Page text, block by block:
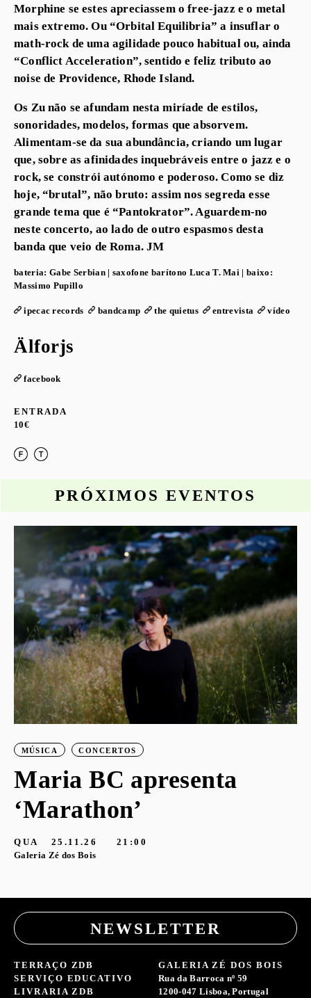
Morphine se estes apreciassem o free-jazz e o metal
mais extremo. Ou “Orbital Equilibria” a insuflar o
math-rock de uma agilidade pouco habitual ou, ainda
“Conflict Acceleration”, sentido e feliz tributo ao
noise de Providence, Rhode Island.
Os Zu não se afundam nesta miríade de estilos,
sonoridades, modelos, formas que absorvem.
Alimentam-se da sua abundância, criando um lugar
que, sobre as afinidades inquebráveis entre o jazz e o
rock, se constrói autónomo e poderoso. Como se diz
hoje, “brutal”, não bruto: assim nos segreda esse
grande tema que é “Pantokrator”. Aguardem-no
neste concerto, ao lado de outro espasmos desta
banda que veio de Roma. JM
bateria: Gabe Serbian | saxofone barítono Luca T. Mai |baixo:
Massimo Pupillo
ipecac records bandcamp the quietus entrevista vídeo
Älforjs
facebook
ENTRADA
10€
PRÓXIMOS EVENTOS
MÚSICA CONCERTOS
Maria BC apresenta
‘Marathon’
QUA 25.11.26
21:00
Galeria Zé dos Bois
NEWSLETTER
TERRAÇO ZDB
SERVIÇO EDUCATIVO
LIVRARIA ZDB
GALERIA ZÉ DOS BOIS
Rua da Barroca nº 59
1200-047 Lisboa, Portugal